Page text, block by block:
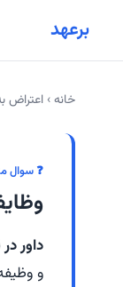
برعهد
خانه› اعتراض
❓ سوال
داور در
و